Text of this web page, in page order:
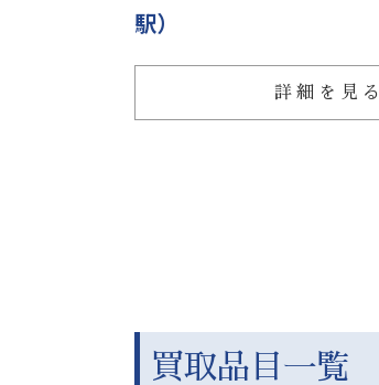
駅）
詳細を見る
買取品目一覧